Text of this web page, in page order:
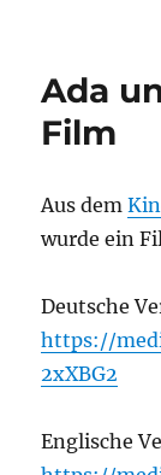
Ada
Film
Aus dem
wurde ein
Deutsche
https://
2xXBG2
Englische